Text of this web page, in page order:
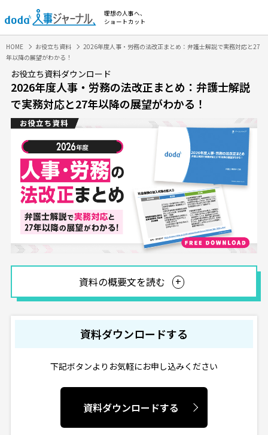
理想の人事へ、
ショートカット
HOME お役立ち資料
2026年度人事・労務の法改正まとめ：弁護士解説で実務対応と27
年以降の展望がわかる！
お役立ち資料ダウンロード
2026年度人事・労務の法改正まとめ：弁護士解説
で実務対応と27年以降の展望がわかる！
資料の概要文を読む
資料ダウンロードする
下記ボタンよりお気軽にお申し込みください
資料ダウンロードする